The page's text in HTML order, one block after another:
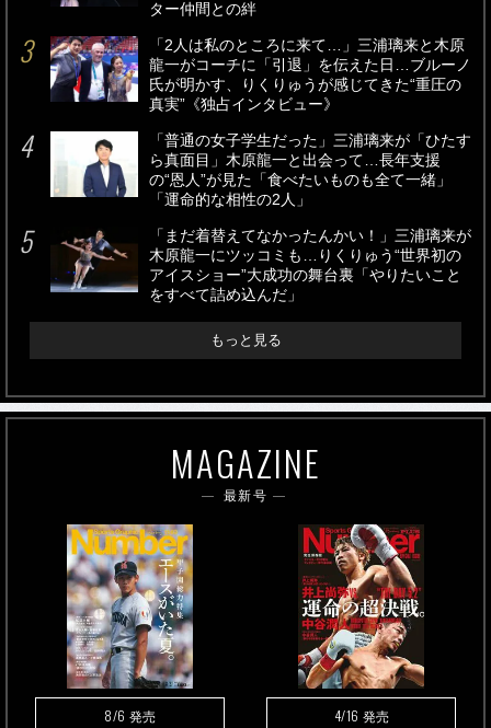
ター仲間との絆
「2人は私のところに来て…」三浦璃来と木原
龍一がコーチに「引退」を伝えた日…ブルーノ
氏が明かす、りくりゅうが感じてきた“重圧の
真実”《独占インタビュー》
「普通の女子学生だった」三浦璃来が「ひたす
ら真面目」木原龍一と出会って…長年支援
の“恩人”が見た「食べたいものも全て一緒」
「運命的な相性の2人」
「まだ着替えてなかったんかい！」三浦璃来が
木原龍一にツッコミも…りくりゅう“世界初の
アイスショー”大成功の舞台裏「やりたいこと
をすべて詰め込んだ」
もっと見る
MAGAZINE
最新号
8/6 発売 4/16 発売